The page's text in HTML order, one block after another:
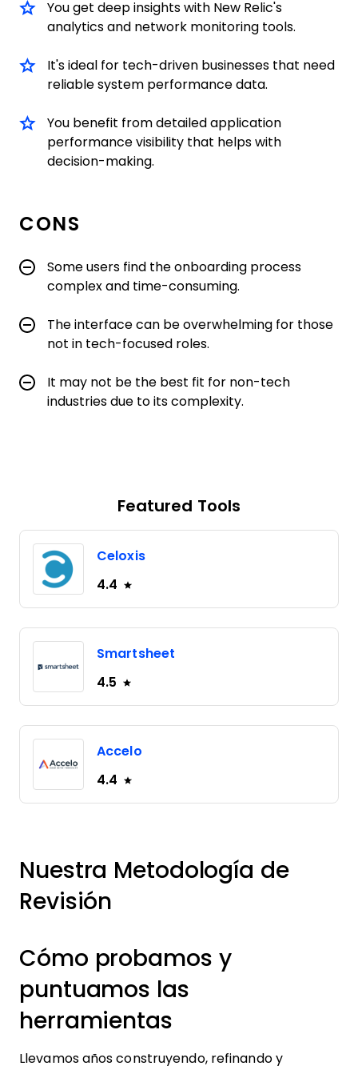
You get deep insights with New Relic's
analytics and network monitoring tools.
It's ideal for tech-driven businesses that need
reliable system performance data.
You benefit from detailed application
performance visibility that helps with
decision-making.
CONS
Some users find the onboarding process
complex and time-consuming.
The interface can be overwhelming for those
not in tech-focused roles.
It may not be the best fit for non-tech
industries due to its complexity.
Featured Tools
Celoxis
4.4
Smartsheet
4.5
Accelo
4.4
Nuestra Metodología de
Revisión
Cómo probamos y
puntuamos las
herramientas
Llevamos años construyendo, refinando y